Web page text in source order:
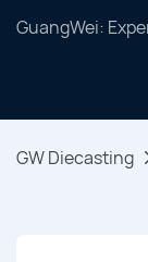
GuangWei:
GW Diecasting